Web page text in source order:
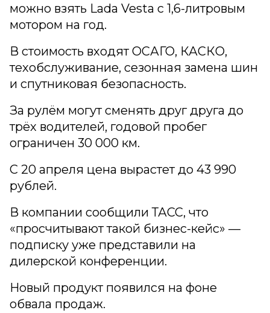
можно взять Lada Vesta с 1,6-литровым
мотором на год.
В стоимость входят ОСАГО, КАСКО,
техобслуживание, сезонная замена шин
и спутниковая безопасность.
За рулём могут сменять друг друга до
трёх водителей, годовой пробег
ограничен 30 000 км.
С 20 апреля цена вырастет до 43 990
рублей.
В компании сообщили ТАСС, что
«просчитывают такой бизнес-кейс» —
подписку уже представили на
дилерской конференции.
Новый продукт появился на фоне
обвала продаж.